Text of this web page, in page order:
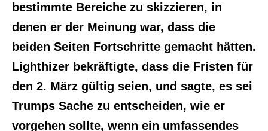
bestimmte Bereiche zu skizzieren, in
denen er der Meinung war, dass die
beiden Seiten Fortschritte gemacht hätten.
Lighthizer bekräftigte, dass die Fristen für
den 2. März gültig seien, und sagte, es sei
Trumps Sache zu entscheiden, wie er
vorgehen sollte, wenn ein umfassendes